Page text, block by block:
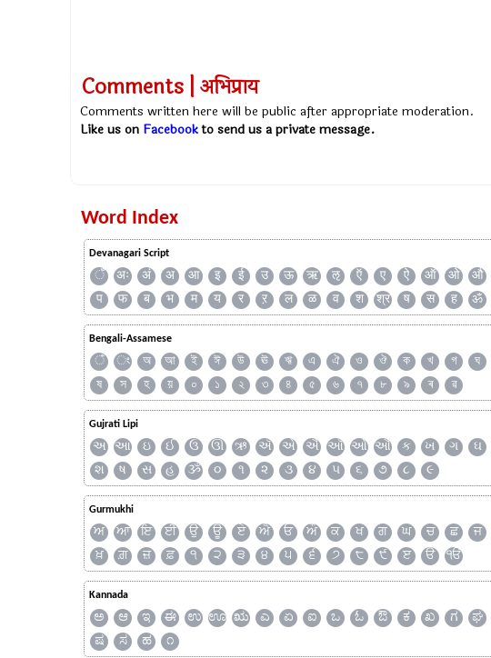
Comments | अभिप्राय
Comments written here will be public after appropriate moderation.
Like us on Facebookto send us a private message.
Word Index
Devanagari Script
ँ अः अं अ आ इ ई उ ऊ ऋ ऌ ऍ ए ऐ ऑ ओ औ
प
फ ब भ म य र ऱ ल ळ व श श्र ष स ह ॐ
Bengali-Assamese
ঁ ং অ আ ই ঈ উ ঊ ঋ এ ঐ ও ঔ ক খ গ ঘ
ষ
স হ য় ০ ১ ২ ৩ ৪ ৫ ৬ ৭ ৮ ৯ ৰ ৱ
Gujrati Lipi
અ આ ઇ ઈ ઉ ઊ ઋ ઍ એ ઐ ઑ ઓ ઔ ક ખ ગ ઘ
શ
ષ સ હ ૐ ૦ ૧ ૨ ૩ ૪ ૫ ૬ ૭ ૮ ૯
Gurmukhi
ਅ ਆ ਇ ਈ ਉ ਊ ਏ ਐ ਓ ਔ ਕ ਖ ਗ ਘ ਚ ਛ ਜ
ਖ਼
ਗ਼ ਜ਼ ਫ਼ ੧ ੨ ੩ ੪ ੫ ੬ ੭ ੮ ੯ ੲ ੳ ੴ
Kannada
ಅ ಆ ಇ ಈ ಉ ಊ ಋ ಎ ಏ ಐ ಒ ಓ ಔ ಕ ಖ ಗ ಘ
ಷ
ಸ ಹ ೧